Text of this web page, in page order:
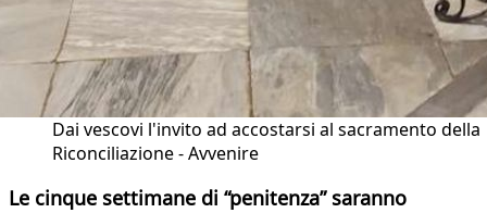
Dai vescovi l'invito ad accostarsi al sacramento della
Riconciliazione - Avvenire
Le cinque settimane di “penitenza” saranno